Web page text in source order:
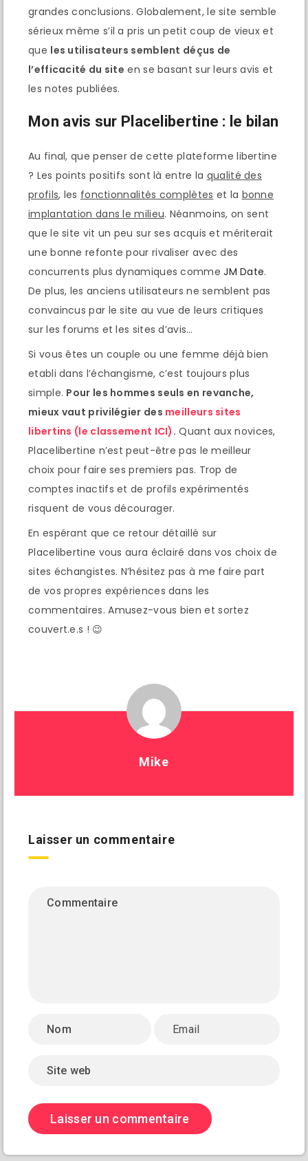
grandes conclusions. Globalement, le site semble
sérieux même s’il a pris un petit coup de vieux et
que les utilisateurs semblent déçus de
l’efficacité du site en se basant sur leurs avis et
les notes publiées.
Mon avis sur Placelibertine : le bilan
Au final, que penser de cette plateforme libertine
? Les points positifs sont là entre la qualité des
profils, les fonctionnalités complètes et la bonne
implantation dans le milieu. Néanmoins, on sent
que le site vit un peu sur ses acquis et mériterait
une bonne refonte pour rivaliser avec des
concurrents plus dynamiques commeJM Date.
De plus, les anciens utilisateurs ne semblent pas
convaincus par le site au vue de leurs critiques
sur les forums et les sites d’avis…
Si vous êtes un couple ou une femme déjà bien
etabli dans l’échangisme, c’est toujours plus
simple. Pour les hommes seuls en revanche,
mieux vaut privilégier des meilleurs sites
libertins (le classement ICI) . Quant aux novices,
Placelibertine n’est peut-être pas le meilleur
choix pour faire ses premiers pas. Trop de
comptes inactifs et de profils expérimentés
risquent de vous décourager.
En espérant que ce retour détaillé sur
Placelibertine vous aura éclairé dans vos choix de
sites échangistes. N’hésitez pas à me faire part
de vos propres expériences dans les
commentaires. Amusez-vous bien et sortez
couvert.e.s ! 😉
Mike
Laisser un commentaire